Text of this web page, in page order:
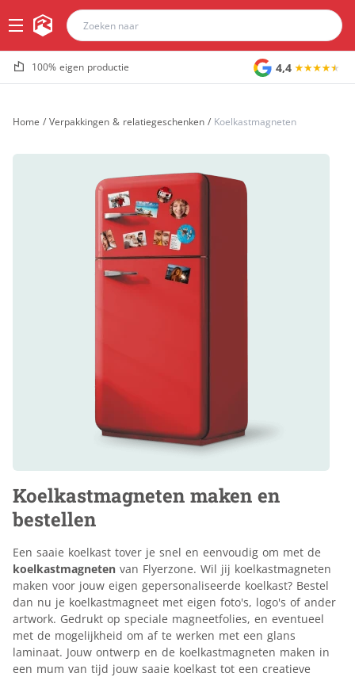
100% eigen productie 4,4
Home / Verpakkingen & relatiegeschenken / Koelkastmagneten
Koelkastmagneten maken en
bestellen
Een saaie koelkast tover je snel en eenvoudig om met de
koelkastmagneten van Flyerzone. Wil jij koelkastmagneten
maken voor jouw eigen gepersonaliseerde koelkast? Bestel
dan nu je koelkastmagneet met eigen foto's, logo's of ander
artwork. Gedrukt op speciale magneetfolies, en eventueel
met de mogelijkheid om af te werken met een glans
laminaat. Jouw ontwerp en de koelkastmagneten maken in
een mum van tijd jouw saaie koelkast tot een creatieve